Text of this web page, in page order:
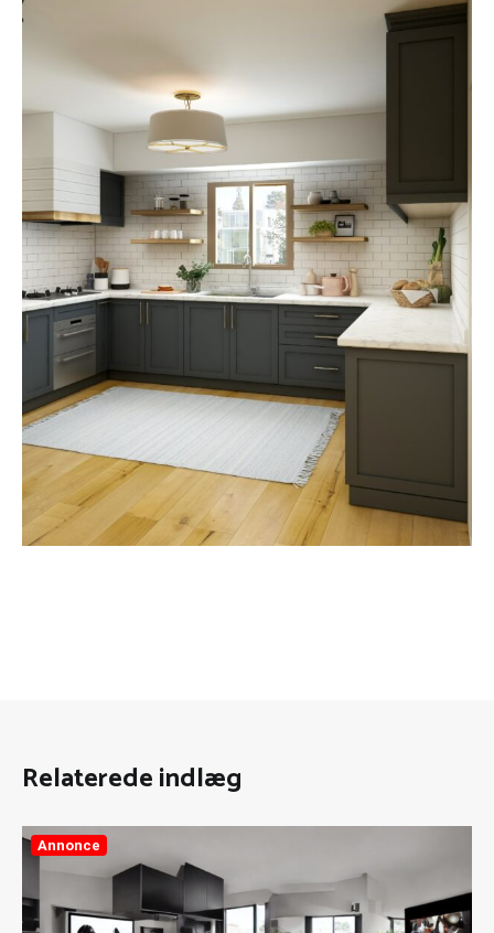
Relaterede indlæg
Annonce